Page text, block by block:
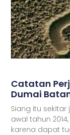
Catatan
Dumai
Siang itu
awal tahun
karena dapat